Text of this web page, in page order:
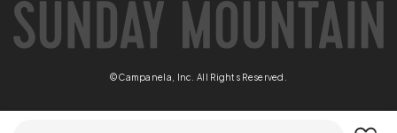
©Campanela, Inc. All Rights Reserved.